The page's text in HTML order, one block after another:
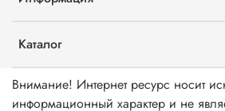
Каталог
Внимание! Интернет ресурс носит
информационный характер и не